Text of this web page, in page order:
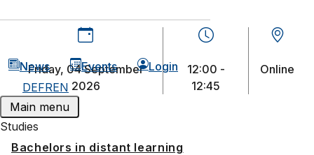
News Events
Login
DEFREN
Main menu
Studies
Bachelors in distant learning
Friday, 04 September
2026
12:00 -
12:45
Online